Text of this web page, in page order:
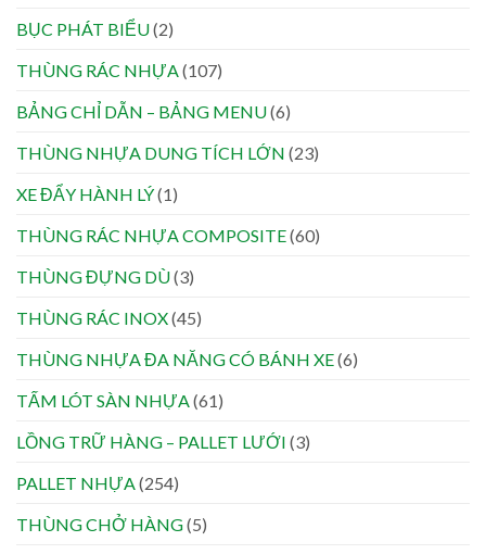
BỤC PHÁT BIỂU(2)
THÙNG RÁC NHỰA(107)
BẢNG CHỈ DẪN – BẢNG MENU(6)
THÙNG NHỰA DUNG TÍCH LỚN (23)
XE ĐẨY HÀNH LÝ(1)
THÙNG RÁC NHỰA COMPOSITE(60)
THÙNG ĐỰNG DÙ(3)
THÙNG RÁC INOX(45)
THÙNG NHỰA ĐA NĂNG CÓ BÁNH XE(6)
TẤM LÓT SÀN NHỰA(61)
LỒNG TRỮ HÀNG – PALLET LƯỚI (3)
PALLET NHỰA(254)
THÙNG CHỞ HÀNG(5)